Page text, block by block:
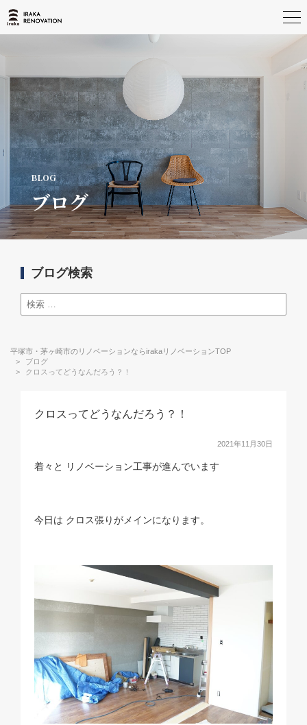
ブログ
ブログ検索
平塚市・茅ヶ崎市のリノベーションならirakaリノベーションTOP
ブログ
クロスってどうなんだろう？！
クロスってどうなんだろう？！
2021年11月30日
着々と リノベーション工事が進んでいます
今日は クロス張りがメインになります。